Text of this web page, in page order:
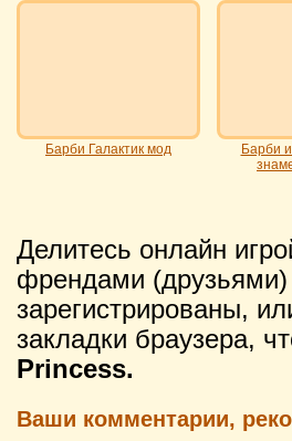
Барби Галактик мод
Барби
Делитесь онлайн
френдами
зарегистрированы,
закладки браузера,
Princess.
Ваши комментарии,